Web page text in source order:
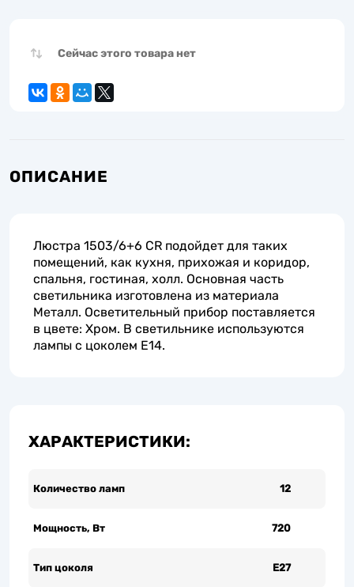
Сейчас этого товара нет
ОПИСАНИЕ
Люстра 1503/6+6 CR подойдет для таких
помещений, как кухня, прихожая и коридор,
спальня, гостиная, холл. Основная часть
светильника изготовлена из материала
Металл. Осветительный прибор поставляется
в цвете: Хром. В светильнике используются
лампы с цоколем E14.
ХАРАКТЕРИСТИКИ:
Количество ламп 12
Мощность, Вт 720
Тип цоколя Е27